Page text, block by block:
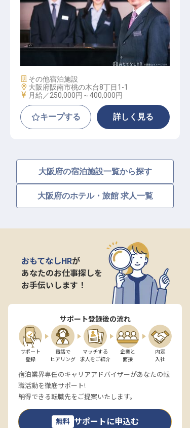
支配人候補（グランピング運営）
施設業態
その他宿泊施設
勤務地
大阪府阪南市桃の木台8丁目1-1
給与
月給／250,000円～400,000円
キープする 詳しく見る
大阪府の宿泊施設一覧から探す
大阪府のホテル・旅館 求人一覧
おもてなしHRが
あなたのお仕事探しを
お手伝いします！
サポート登録後の流れ
サポート
登録
電話で
ヒアリング
マッチする
求人をご紹介
企業と
面接
内定
入社
宿泊業界専任のキャリアアドバイザーがあなたの転
職活動を徹底サポート!
納得できる転職先をご提案いたします。
無料 サポートに申込む